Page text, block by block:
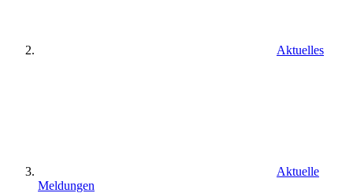
Aktuelles
Aktuelle
Meldungen